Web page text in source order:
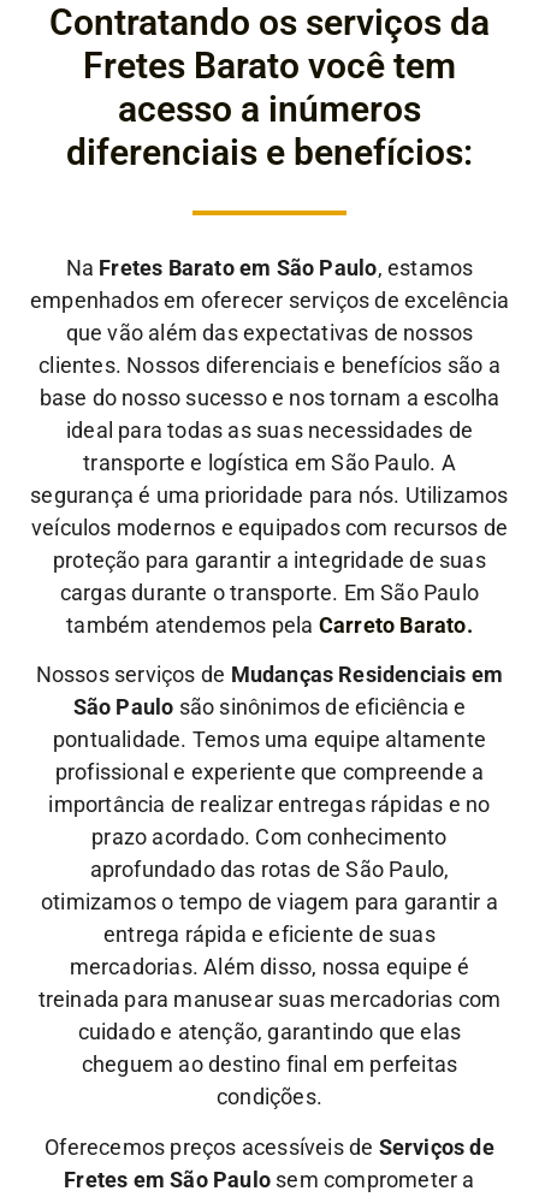
Contratando os serviços da
Fretes Barato você tem
acesso a inúmeros
diferenciais e benefícios:
Na Fretes Barato em São Paulo, estamos
empenhados em oferecer serviços de excelência
que vão além das expectativas de nossos
clientes. Nossos diferenciais e benefícios são a
base do nosso sucesso e nos tornam a escolha
ideal para todas as suas necessidades de
transporte e logística em São Paulo. A
segurança é uma prioridade para nós. Utilizamos
veículos modernos e equipados com recursos de
proteção para garantir a integridade de suas
cargas durante o transporte. Em São Paulo
também atendemos pela Carreto Barato.
Nossos serviços de Mudanças Residenciais em
São Paulo são sinônimos de eficiência e
pontualidade. Temos uma equipe altamente
profissional e experiente que compreende a
importância de realizar entregas rápidas e no
prazo acordado. Com conhecimento
aprofundado das rotas de São Paulo,
otimizamos o tempo de viagem para garantir a
entrega rápida e eficiente de suas
mercadorias.Além disso, nossa equipe é
treinada para manusear suas mercadorias com
cuidado e atenção, garantindo que elas
cheguem ao destino final em perfeitas
condições.
Oferecemos preços acessíveis de Serviços de
Fretes em São Paulo sem comprometer a